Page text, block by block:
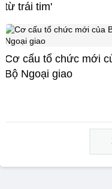
từ trái tim'
Cơ cấu tổ chức mới
Bộ Ngoại giao